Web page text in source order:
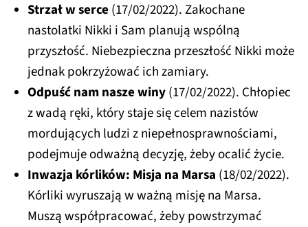
Strzał w serce(17/02/2022). Zakochane
nastolatki Nikki i Sam planują wspólną
przyszłość. Niebezpieczna przeszłość Nikki może
jednak pokrzyżować ich zamiary.
Odpuść nam nasze winy(17/02/2022). Chłopiec
z wadą ręki, który staje się celem nazistów
mordujących ludzi z niepełnosprawnościami,
podejmuje odważną decyzję, żeby ocalić życie.
Inwazja kórlików: Misja na Marsa (18/02/2022).
Kórliki wyruszają w ważną misję na Marsa.
Muszą współpracować, żeby powstrzymać